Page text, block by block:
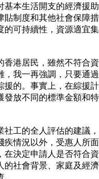
基本生活開支的經濟援
貼制度和其他社會保障
的可持續性，資源適宜
港居民，雖然不符合資
，我一再強調，只要通
援的。事實上，在綜援
發放不同的標準金額和
工的全人評估的建議，
疾情況以外，受惠人所
在決定申請人是否符合
的社會背景、家庭及經